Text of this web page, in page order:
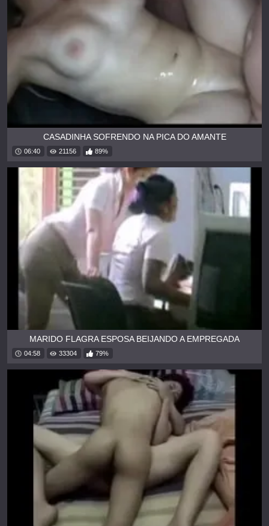
CASADINHA SOFRENDO NA PICA DO AMANTE
06:40 21156 89%
MARIDO FLAGRA ESPOSA BEIJANDO A EMPREGADA
04:58 33304 79%